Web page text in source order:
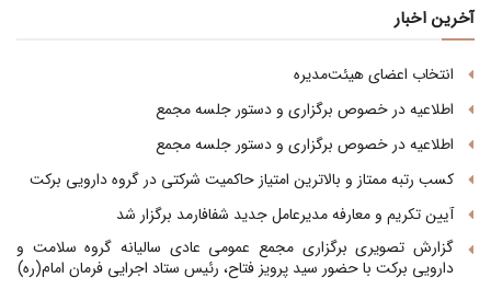
آخرین اخبار
انتخاب اعضای هیئت‌مدیره
اطلاعیه در خصوص برگزاری و دستور جلسه مجمع
اطلاعیه در خصوص برگزاری و دستور جلسه مجمع
کسب رتبه ممتاز و بالاترین امتیاز حاکمیت شرکتی در گروه دارویی برکت
آیین تکریم و معارفه مدیرعامل جدید شفافارمد برگزار شد
گزارش تصویری برگزاری مجمع عمومی عادی سالیانه گروه سلامت و
دارویی برکت با حضور سید پرویز فتاح، رئیس ستاد اجرایی فرمان امام(ره)